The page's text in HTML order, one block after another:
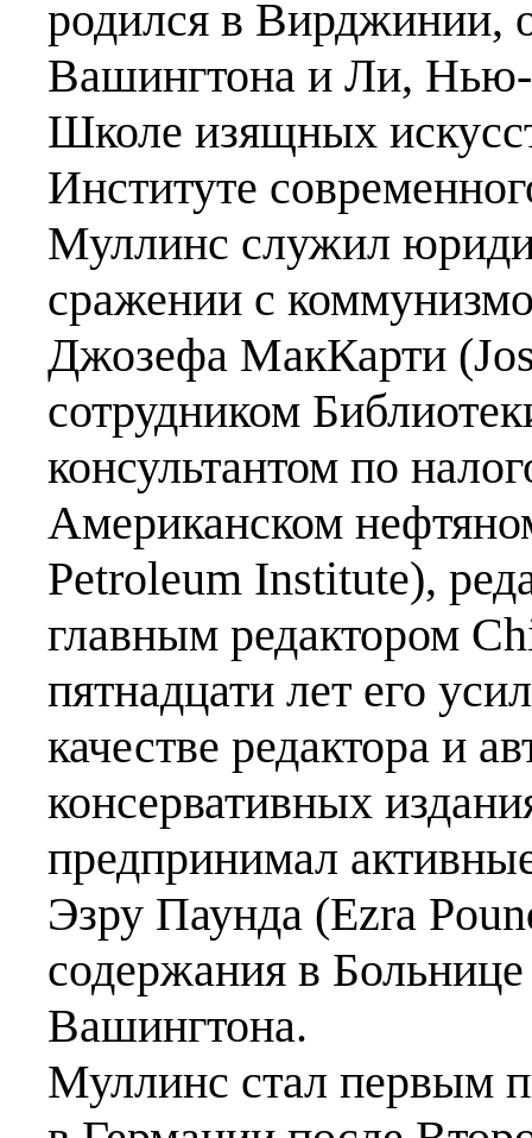
родился в Вирджинии,
Вашингтона и Ли, Нью-
Школе изящных
Институте
Муллинс служил
сражении с
Джозефа МакКарти
сотрудником
консультантом по
Американском
Petroleum Institute),
главным редактором
пятнадцати лет его
качестве редактора и
консервативных
предпринимал
Эзру Паунда (Ezra
содержания в
Вашингтона.
Муллинс стал первым